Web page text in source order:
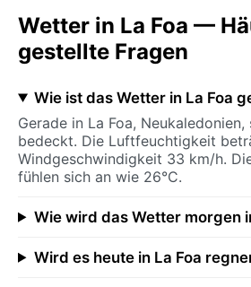
Wetter in La Foa —
gestellte Fragen
Wie ist das Wetter in La Foa
Gerade in La Foa,
bedeckt. Die Luftfeuchtigkeit
Windgeschwindigkeit 33 km/h.
fühlen sich an wie 26°C.
Wie wird das Wetter morgen
Wird es heute in La Foa